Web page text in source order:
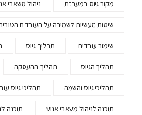
מקור גיוס במערכת ניהול משאבי
שיטות מעשיות לשמירה על העובדים
שימור עובדים תהליך גיוס
תהליך הגיוס תהליך ההעסקה
תהליכי גיוס והשמה תהליכי גיוס
תוכנה לניהול משאבי אנוש תוכנה